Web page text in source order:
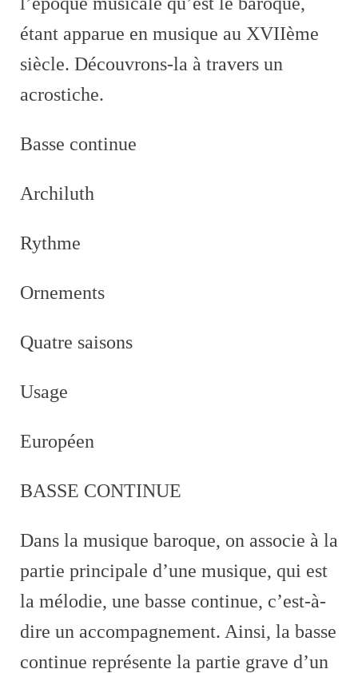
étant apparue en musique au XVIIème
siècle. Découvrons-la à travers un
acrostiche.
Basse continue
Archiluth
Rythme
Ornements
Quatre saisons
Usage
Européen
BASSE CONTINUE
Dans la musique baroque, on associe à la
partie principale d’une musique, qui est
la mélodie, une basse continue, c’est-à-
dire un accompagnement. Ainsi, la basse
continue représente la partie grave d’un